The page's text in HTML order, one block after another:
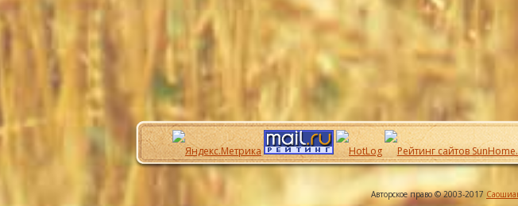
Авторское право © 2003-2017